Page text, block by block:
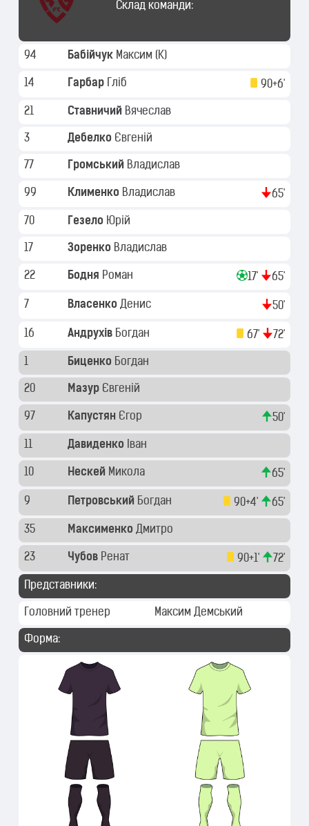
Склад команди:
94 Бабійчук Максим (K)
14 Гарбар Гліб 90+6'
21 Ставничий Вячеслав
3 Дебелко Євгеній
77 Громський Владислав
99 Клименко Владислав 65'
70 Гезело Юрій
17 Зоренко Владислав
22 Бодня Роман 17' 65'
7 Власенко Денис 50'
16 Андрухів Богдан 67' 72'
1 Биценко Богдан
20 Мазур Євгеній
97 Капустян Єгор 50'
11 Давиденко Іван
10 Нескей Микола 65'
9 Петровський Богдан 90+4' 65'
35 Максименко Дмитро
23 Чубов Ренат 90+1' 72'
Представники:
Головний тренер Максим Демський
Форма: